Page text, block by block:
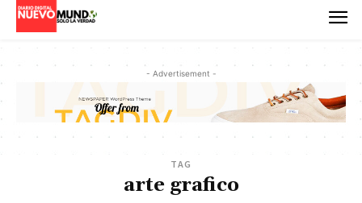
- Advertisement -
TAG
arte grafico